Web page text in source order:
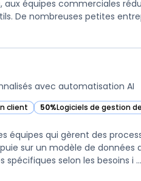
équipes commerciales
De nombreuses petites
avec automatisation AI
client 50%Logiciels de gestion
— voir Attio dans cette
équipes qui gèrent des
sur un modèle de
selon les besoins i ...